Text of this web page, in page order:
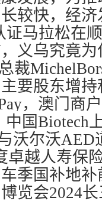
国Biotech